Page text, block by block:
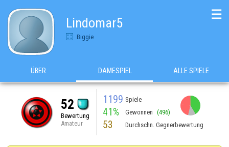
Lindomar5
Biggie
☰
ÜBER DAMESPIEL ALLE SPIELE
52
Bewertung
Amateur
1199 Spiele
41% Gewonnen (496)
53 Durchschn. Gegnerbewertung